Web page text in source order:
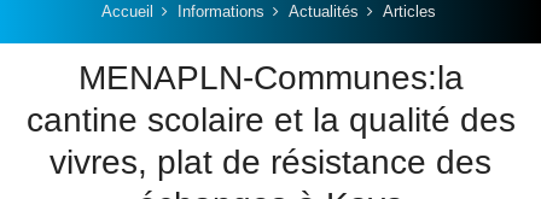
Vous êtes ici:Accueil Informations Actualités Articles
MENAPLN-Communes:la
cantine scolaire et la qualité des
vivres, plat de résistance des